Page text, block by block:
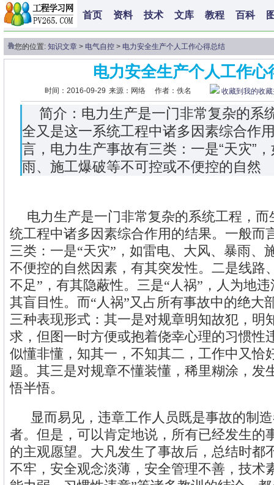
首页 资料 技术 文库 教程 百科
您的位置: 知识文章 > 电气自控 > 电力安全生产个人工作心得总结
电力安全生产个人工作心
时间：2016-09-29 来源：网络 作者：佚名 收藏到我的收
简介：电力生产是一门非常复杂的系
全又是这一系统工程中诸多因素综合作
言，电力生产事故有三类：一是“天灾”
雨、施工爆破等不可控或不便控的自然
电力生产是一门非常复杂的系统工程，
统工程中诸多因素综合作用的结果。一般而
三类：一是“天灾”，如雷电、大风、暴雨、
不便控的自然因素，有其突发性。二是线路
不足”，有其隐蔽性。三是“人祸”，人为地
其盲目性。而“人祸”又占所有事故中的绝大
三种表现形式：其一是对规章明知故犯，明
求，但图一时方便或抱着侥幸心理的习惯性
似懂非懂，知其一，不知其二，工作中又恰
题。其三是对规章不懂装懂，稀里糊涂，发
悟半悟。
显而易见，违章工作人员既是事故的制
者。但是，可以肯定地说，所有已经发生的
的主观愿望。大凡发生了事故后，总结时都
不牢，安全观念淡薄，安全管理不善，技术